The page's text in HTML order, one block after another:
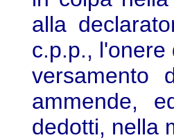
alla
c.p.p., l'onere
versamento
ammende,
dedotti, nella